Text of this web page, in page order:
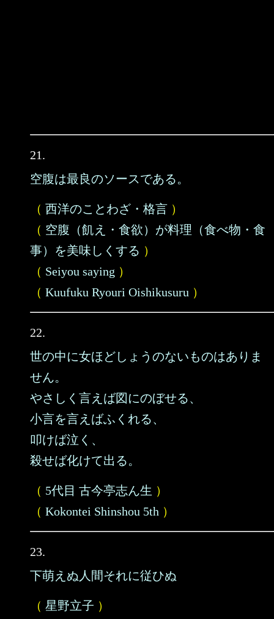
21.
空腹は最良のソースである。
（ 西洋のことわざ・格言 ）
（ 空腹（飢え・食欲）が料理（食べ物・食
事）を美味しくする ）
（ Seiyou saying ）
（ Kuufuku Ryouri Oishikusuru ）
22.
世の中に女ほどしょうのないものはありま
せん。
やさしく言えば図にのぼせる、
小言を言えばふくれる、
叩けば泣く、
殺せば化けて出る。
（ 5代目 古今亭志ん生 ）
（ Kokontei Shinshou 5th ）
23.
下萌えぬ人間それに従ひぬ
（ 星野立子 ）